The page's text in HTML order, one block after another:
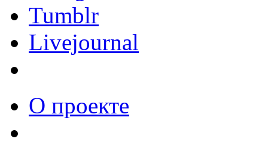
Tumblr
Livejournal
О проекте